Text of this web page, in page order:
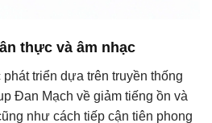
thực và âm nhạc
triển dựa trên truyền thống
Đan Mạch về giảm tiếng ồn và
như cách tiếp cận tiên phong